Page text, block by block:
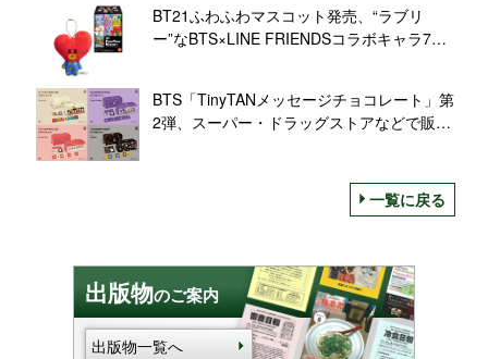
BT21ふわふわマスコット発売、“ラブリ
ー”なBTS×LINE FRIENDSコラボキャラ7種
BTS「TinyTANメッセージチョコレート」第
2弾、スーパー・ドラッグストアなどで販売
一覧に戻る
出版物のご案内
出版物一覧へ